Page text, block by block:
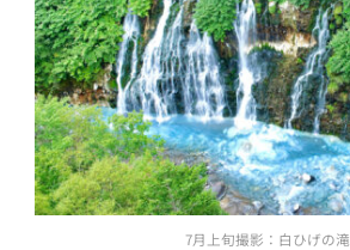
7月上旬撮影：白ひげの滝